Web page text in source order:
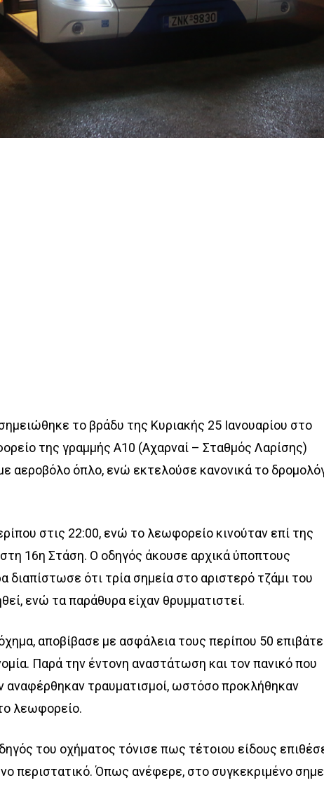
το βράδυ της Κυριακής 25 Ιανουαρίου στο
της γραμμής Α10 (Αχαρναί – Σταθμός Λαρίσης)
αεροβόλο όπλο, ενώ εκτελούσε κανονικά το
στις 22:00, ενώ το λεωφορείο κινούταν επί της
16η Στάση. Ο οδηγός άκουσε αρχικά ύποπτους
διαπίστωσε ότι τρία σημεία στο αριστερό τζάμι του
ενώ τα παράθυρα είχαν θρυμματιστεί.
αποβίβασε με ασφάλεια τους περίπου 50
Παρά την έντονη αναστάτωση και τον πανικό που
αναφέρθηκαν τραυματισμοί, ωστόσο προκλήθηκαν
λεωφορείο.
του οχήματος τόνισε πως τέτοιου είδους
περιστατικό. Όπως ανέφερε, στο συγκεκριμένο